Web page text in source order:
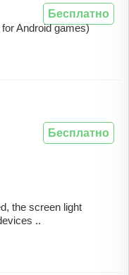
Android games)
Бесплатно
the screen light
..
Бесплатно